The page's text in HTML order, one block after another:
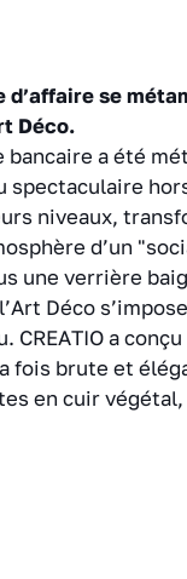
d’affaire se
Déco.
bancaire a été
spectaculaire
niveaux,
d’un
une verrière
Déco
CREATIO a
fois brute et
en cuir